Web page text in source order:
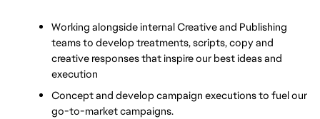
Working alongside internal Creative and Publishing
teams to develop treatments, scripts, copy and
creative responses that inspire our best ideas and
execution
Concept and develop campaign executions to fuel our
go-to-market campaigns.